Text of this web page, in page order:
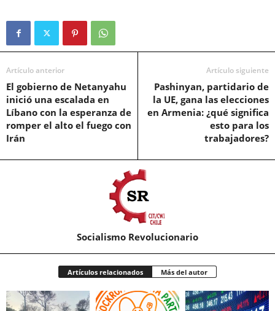
Artículo anterior
El gobierno de Netanyahu
inició una escalada en
Líbano con la esperanza de
romper el alto el fuego con
Irán
Artículo siguiente
Pashinyan, partidario de
la UE, gana las elecciones
en Armenia: ¿qué significa
esto para los
trabajadores?
Socialismo Revolucionario
Artículos relacionados Más del autor